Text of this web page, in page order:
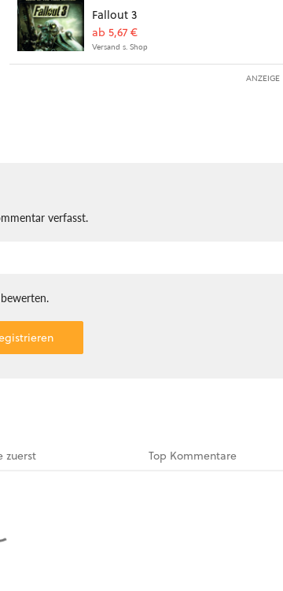
Fallout 3
ab 5,67 €
Versand s. Shop
ANZEIGE
verfasst.
zuerst Top Kommentare